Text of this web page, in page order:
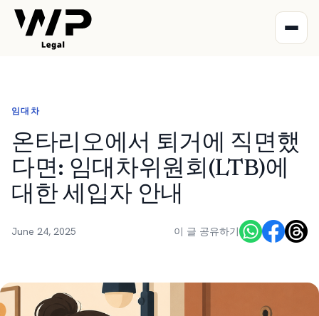
임대차
온타리오에서 퇴거에 직면했
다면: 임대차위원회(LTB)에
대한 세입자 안내
June 24, 2025 이 글 공유하기